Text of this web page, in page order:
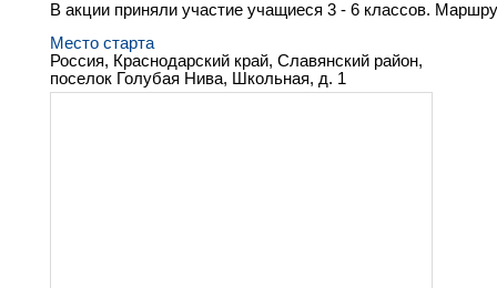
В акции приняли участие учащиеся 3 - 6 классов.
Место старта
Россия, Краснодарский край, Славянский район,
поселок Голубая Нива, Школьная, д. 1